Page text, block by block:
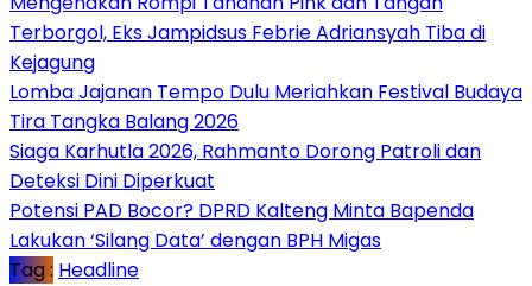
Terborgol, Eks Jampidsus Febrie Adriansyah Tiba di
Kejagung
Lomba Jajanan Tempo Dulu Meriahkan Festival Budaya
Tira Tangka Balang 2026
Siaga Karhutla 2026, Rahmanto Dorong Patroli dan
Deteksi Dini Diperkuat
Potensi PAD Bocor? DPRD Kalteng Minta Bapenda
Lakukan ‘Silang Data’ dengan BPH Migas
Tag : Headline